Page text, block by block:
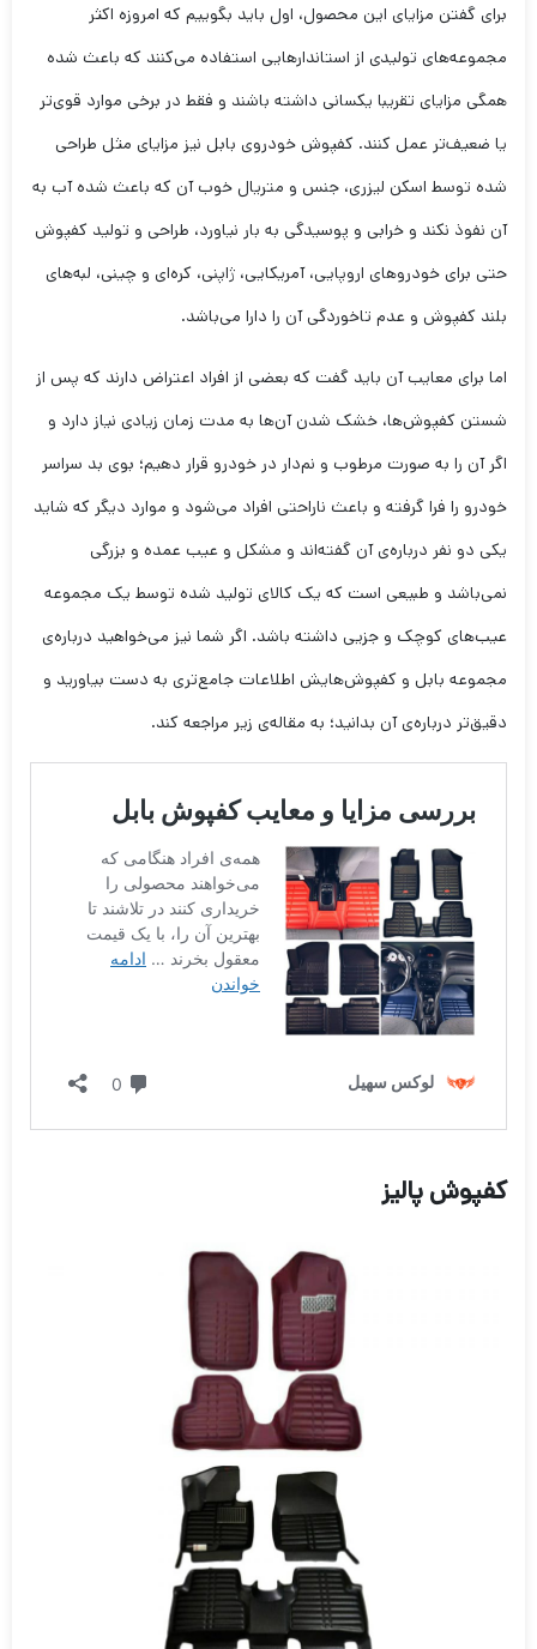
برای گفتن مزایای این محصول، اول باید بگوییم که امروزه اکثر
مجموعه‌های تولیدی از استاندارهایی استفاده می‌کنند که باعث شده
همگی مزایای تقریبا یکسانی داشته باشند و فقط در برخی موارد قوی‌تر
یا ضعیف‌تر عمل کنند. کفپوش خودروی بابل نیز مزایای مثل طراحی
شده توسط اسکن لیزری، جنس و متریال خوب آن که باعث شده آب به
آن نفوذ نکند و خرابی و پوسیدگی به بار نیاورد، طراحی و تولید کفپوش
حتی برای خودروهای اروپایی، آمریکایی، ژاپنی، کره‌ای و چینی، لبه‌های
بلند کفپوش و عدم تاخوردگی آن را دارا می‌باشد.
اما برای معایب آن باید گفت که بعضی از افراد اعتراض دارند که پس از
شستن کفپوش‌ها، خشک شدن آن‌ها به مدت زمان زیادی نیاز دارد و
اگر آن را به صورت مرطوب و نم‌دار در خودرو قرار دهیم؛ بوی بد سراسر
خودرو را فرا گرفته و باعث ناراحتی افراد می‌شود و موارد دیگر که شاید
یکی دو نفر درباره‌ی آن گفته‌اند و مشکل و عیب عمده و بزرگی
نمی‌باشد و طبیعی است که یک کالای تولید شده توسط یک مجموعه
عیب‌های کوچک و جزیی داشته باشد. اگر شما نیز می‌خواهید درباره‌ی
مجموعه بابل و کفپوش‌هایش اطلاعات جامع‌تری به دست بیاورید و
دقیق‌تر درباره‌ی آن بدانید؛ به مقاله‌ی زیر مراجعه کند.‎
کفپوش پالیز